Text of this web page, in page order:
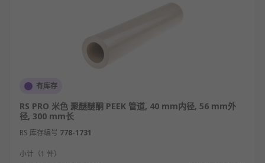
有库存
RS PRO 米色 聚醚醚酮 PEEK 管道, 40 mm内径, 56 mm外
径, 300 mm长
RS 库存编号 778-1731
小计（1 件）